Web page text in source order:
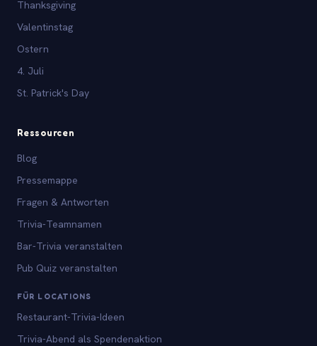
Thanksgiving
Valentinstag
Ostern
4. Juli
St. Patrick's Day
Ressourcen
Blog
Pressemappe
Fragen & Antworten
Trivia-Teamnamen
Bar-Trivia veranstalten
Pub Quiz veranstalten
FÜR LOCATIONS
Restaurant-Trivia-Ideen
Trivia-Abend als Spendenaktion